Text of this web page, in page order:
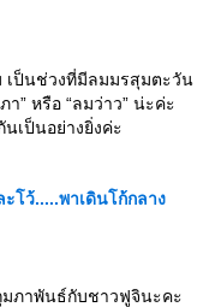
เป็นช่วงที่มีลมมรสุมตะวัน
า” หรือ “ลมว่าว” น่ะค่ะ
นเป็นอย่างยิ่งค่ะ
โว้.....พาเดินโก้กลาง
มภาพันธ์กับชาวฟูจินะคะ